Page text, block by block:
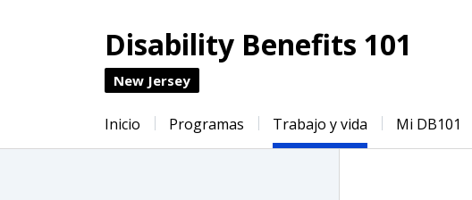
Disability Benefits 101
New Jersey
Inicio Programas Trabajo y vida Mi DB101